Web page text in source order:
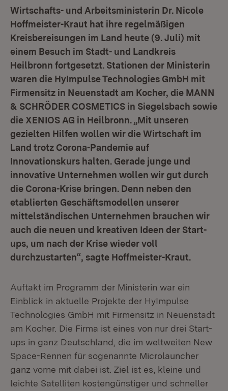
Wirtschafts- und Arbeitsministerin Dr. Nicole
Hoffmeister-Kraut hat ihre regelmäßigen
Kreisbereisungen im Land heute (9. Juli) mit
einem Besuch im Stadt- und Landkreis
Heilbronn fortgesetzt. Stationen der Ministerin
waren die HyImpulse Technologies GmbH mit
Firmensitz in Neuenstadt am Kocher, die MANN
& SCHRÖDER COSMETICS in Siegelsbach sowie
die XENIOS AG in Heilbronn. „Mit unseren
gezielten Hilfen wollen wir die Wirtschaft im
Land trotz Corona-Pandemie auf
Innovationskurs halten. Gerade junge und
innovative Unternehmen wollen wir gut durch
die Corona-Krise bringen. Denn neben den
etablierten Geschäftsmodellen unserer
mittelständischen Unternehmen brauchen wir
auch die neuen und kreativen Ideen der Start-
ups, um nach der Krise wieder voll
durchzustarten“, sagte Hoffmeister-Kraut.
Auftakt im Programm der Ministerin war ein
Einblick in aktuelle Projekte der HyImpulse
Technologies GmbH mit Firmensitz in Neuenstadt
am Kocher. Die Firma ist eines von nur drei Start-
ups in ganz Deutschland, die im weltweiten New
Space-Rennen für sogenannte Microlauncher
ganz vorne mit dabei ist. Ziel ist es, kleine und
leichte Satelliten kostengünstiger und schneller